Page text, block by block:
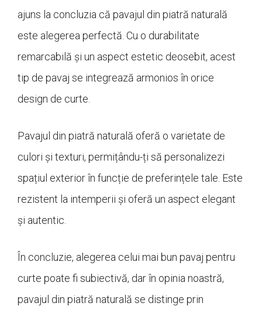
ajuns la concluzia că pavajul din piatră naturală
este alegerea perfectă. Cu o durabilitate
remarcabilă și un aspect estetic deosebit, acest
tip de pavaj se integrează armonios în orice
design de curte.
Pavajul din piatră naturală oferă o varietate de
culori și texturi, permițându-ți să personalizezi
spațiul exterior în funcție de preferințele tale. Este
rezistent la intemperii și oferă un aspect elegant
și autentic.
În concluzie, alegerea celui mai bun pavaj pentru
curte poate fi subiectivă, dar în opinia noastră,
pavajul din piatră naturală se distinge prin